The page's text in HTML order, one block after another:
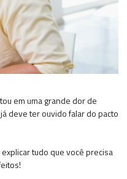
em uma grande dor de
deve ter ouvido falar do pacto
tudo que você precisa